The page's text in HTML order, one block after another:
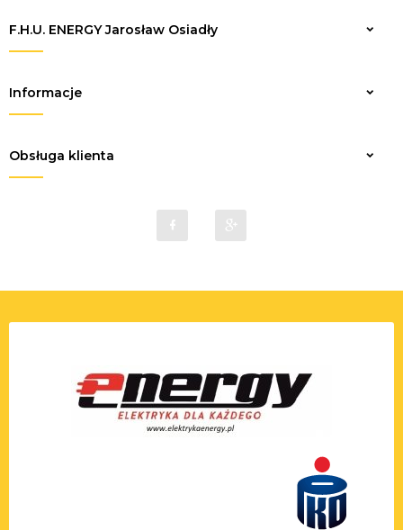
Zapisz
F.H.U. ENERGY Jarosław Osiadły
sklep@elektrykaenergy.pl
Informacje
Obsługa klienta